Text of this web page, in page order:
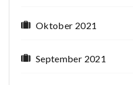
Oktober 2021
September 2021